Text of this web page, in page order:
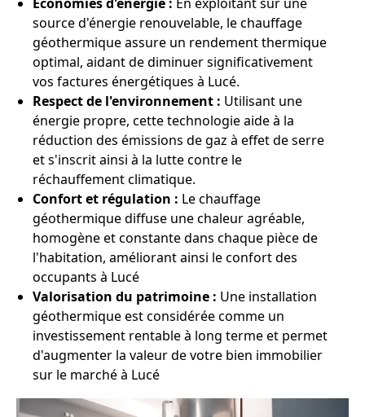
source d'énergie renouvelable, le chauffage
géothermique assure un rendement thermique
optimal, aidant de diminuer significativement
vos factures énergétiques à Lucé.
Respect de l'environnement : Utilisant une
énergie propre, cette technologie aide à la
réduction des émissions de gaz à effet de serre
et s'inscrit ainsi à la lutte contre le
réchauffement climatique.
Confort et régulation : Le chauffage
géothermique diffuse une chaleur agréable,
homogène et constante dans chaque pièce de
l'habitation, améliorant ainsi le confort des
occupants à Lucé
Valorisation du patrimoine : Une installation
géothermique est considérée comme un
investissement rentable à long terme et permet
d'augmenter la valeur de votre bien immobilier
sur le marché à Lucé